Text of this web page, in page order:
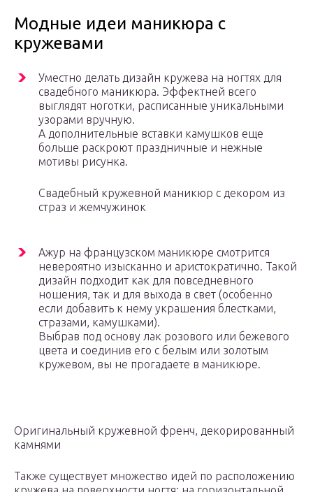
Модные идеи маникюра с
кружевами
Уместно делать дизайн кружева на ногтях для
свадебного маникюра. Эффектней всего
выглядят ноготки, расписанные уникальными
узорами вручную.
А дополнительные вставки камушков еще
больше раскроют праздничные и нежные
мотивы рисунка.
Свадебный кружевной маникюр с декором из
страз и жемчужинок
Ажур на французском маникюре смотрится
невероятно изысканно и аристократично. Такой
дизайн подходит как для повседневного
ношения, так и для выхода в свет (особенно
если добавить к нему украшения блестками,
стразами, камушками).
Выбрав под основу лак розового или бежевого
цвета и соединив его с белым или золотым
кружевом, вы не прогадаете в маникюре.
Оригинальный кружевной френч, декорированный
камнями
Также существует множество идей по расположению